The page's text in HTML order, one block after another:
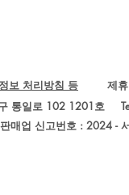
보 처리방침 등 제
통일로 102 1201호
매업 신고번호 : 2024 -